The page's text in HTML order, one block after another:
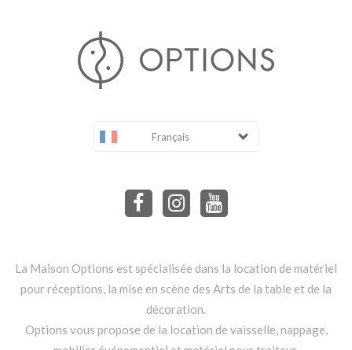
Français
La Maison Options est spécialisée dans la location de matériel
pour réceptions, la mise en scène des Arts de la table et de la
décoration.
Options vous propose de la location de vaisselle, nappage,